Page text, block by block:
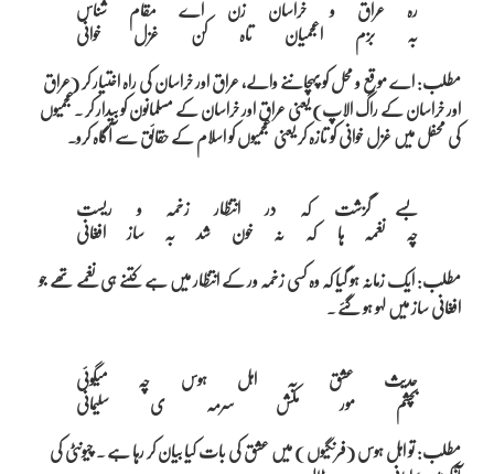
رہ عراق و خراسان زن اے مقام شناس
مطلب: اے موقع و محل کو پہچاننے والے، عراق اور خراسان کی راہ اختیار کر (عراق
اور خراسان کے راگ الاپ) یعنی عراق اور خراسان کے مسلمانون کو بیدار کر ۔عجمیوں
کی محفل میں غزل خوانی کو تازہ کر یعنی عجمیوں کو اسلام کے حقائق سے آگاہ کرو۔
بسے گزشت کہ در انتظار زخمہ و ریست
مطلب: ایک زمانہ ہو گیا کہ وہ کسی زخمہ ور کے انتظار میں ہے کتنے ہی نغمے تھے جو
افغانی ساز میں لہو ہو گئے ۔
حدیث عشق بہ اہل ہوس چہ میگوئی
بچشم مور مکش سرمہ ی سلیمانی
مطلب: تو اہل ہوس (فرنگیوں ) میں عشق کی بات کیا بیان کر رہا ہے ۔ چیونٹی کی